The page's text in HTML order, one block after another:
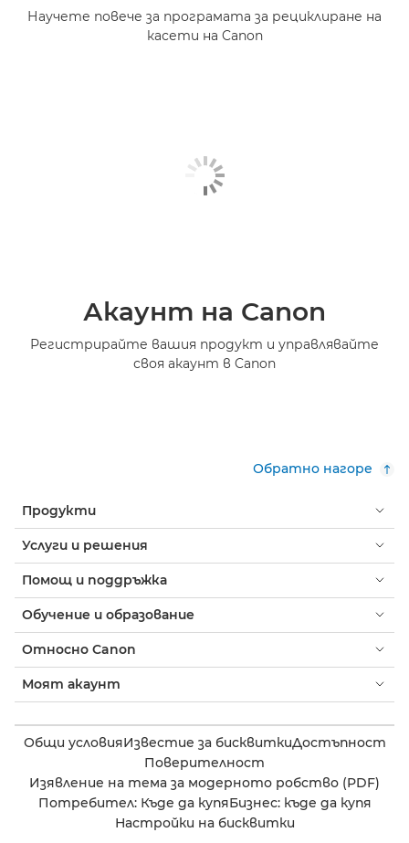
Научете повече за програмата за рециклиране на
касети на Canon
Акаунт на Canon
Регистрирайте вашия продукт и управлявайте
своя акаунт в Canon
Обратно нагоре
Продукти
Услуги и решения
Помощ и поддръжка
Обучение и образование
Относно Canon
Моят акаунт
Общи условияИзвестие за бисквиткиДостъпност
Поверителност
Изявление на тема за модерното робство (PDF)
Потребител: Къде да купяБизнес: къде да купя
Настройки на бисквитки